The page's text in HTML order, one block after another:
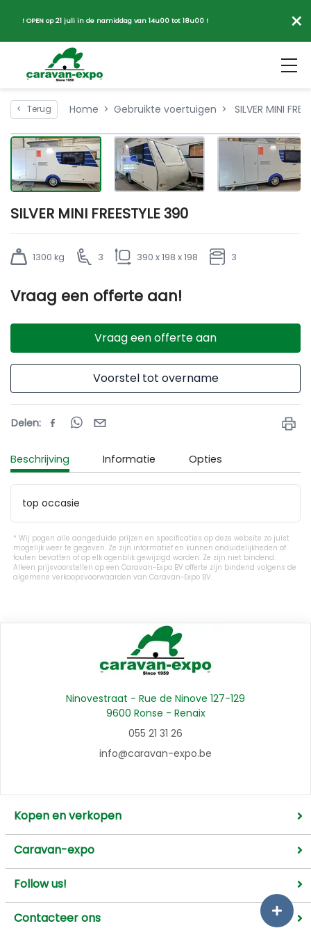
! OPEN op 21 juli in de namiddag van 14u00 tot 18u00 ! ×
< Terug Home Gebruikte voertuigen SILVER MINI
SILVER MINI FREESTYLE 390
1300 kg 3 390 x 198 x 198 3
Vraag een offerte aan!
Vraag een offerte aan
Voorstel tot overname
Delen:
Beschrijving Informatie Opties
top occasie
Wij pogen alle aangeduide prijzen en specificaties op deze website zo juist
mogelijk weer te gegeven. Ze zijn informatief en kunnen onduidelijkheden of
fouten bevatten of op elk ogenblik gewijzigd worden. Ze zijn niet bindend.
Alleen prijsvoorstellen op een Caravan-Expo BV offerte zijn bindend volgens de
algemene verkoopsvoorwaarden van Caravan-Expo BV.
Ninovestraat - Rue de Ninove 127-129
9600 Ronse - Renaix
055 21 31 26
info@caravan-expo.be
Kopen en verkopen
Caravan-expo
Follow us!
Contacteer ons